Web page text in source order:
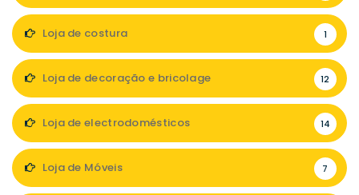
Loja de costura 1
Loja de decoração e bricolage 12
Loja de electrodomésticos 14
Loja de Móveis 7